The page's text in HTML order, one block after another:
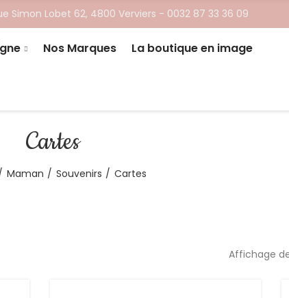
Simon Lobet 62, 4800 Verviers - 0032 87 33 36 09
Nos Marques La boutique en image
Cartes
Maman Souvenirs Cartes
Affichage